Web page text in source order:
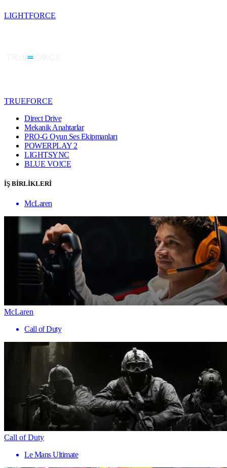
LIGHTFORCE
TRUEFORCE
Direct Drive
Mekanik Anahtarlar
PRO-G Oyun Ses Ekipmanları
POWERPLAY 2
LIGHTSYNC
BLUE VO!CE
İŞ BİRLİKLERİ
McLaren
McLaren
Call of Duty
Call of Duty
Le Mans Ultimate